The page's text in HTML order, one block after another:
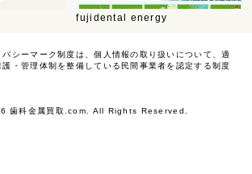
fujidental energy
バシーマーク制度は、個人情報の取り扱いについて、適
護・管理体制を整備している民間事業者を認定する制度
歯科金属買取.com. All Rights Reserved.